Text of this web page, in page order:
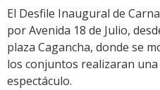
El Desfile Inaugural de
por Avenida 18 de Julio,
plaza Cagancha, donde se
los conjuntos realizaran
espectáculo.